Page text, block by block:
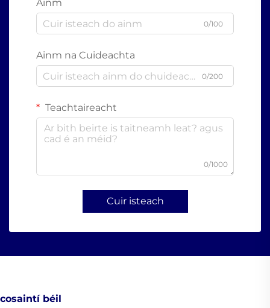
Ainm
0/100
Ainm na Cuideachta
0/200
Teachtaireacht
0/1000
Cuir isteach
cosaintí béil